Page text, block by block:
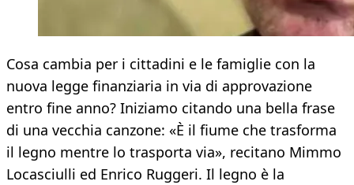
Cosa cambia per i cittadini e le famiglie con la
nuova legge finanziaria in via di approvazione
entro fine anno? Iniziamo citando una bella frase
di una vecchia canzone: «È il fiume che trasforma
il legno mentre lo trasporta via», recitano Mimmo
Locasciulli ed Enrico Ruggeri. Il legno è la